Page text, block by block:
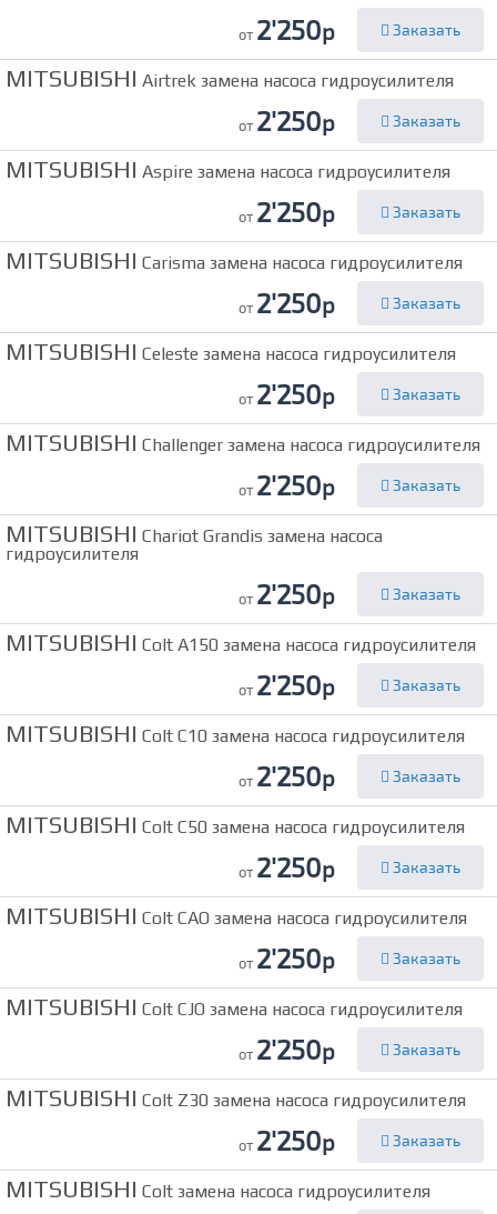
от 2'250р Заказать
MITSUBISHI Airtrek замена насоса гидроусилителя
от 2'250р Заказать
MITSUBISHI Aspire замена насоса гидроусилителя
от 2'250р Заказать
MITSUBISHI Carisma замена насоса гидроусилителя
от 2'250р Заказать
MITSUBISHI Celeste замена насоса гидроусилителя
от 2'250р Заказать
MITSUBISHI Challenger замена насоса гидроусилителя
от 2'250р Заказать
MITSUBISHI Chariot Grandis замена насоса
гидроусилителя
от 2'250р Заказать
MITSUBISHI Colt A150 замена насоса гидроусилителя
от 2'250р Заказать
MITSUBISHI Colt C10 замена насоса гидроусилителя
от 2'250р Заказать
MITSUBISHI Colt C50 замена насоса гидроусилителя
от 2'250р Заказать
MITSUBISHI Colt CAO замена насоса гидроусилителя
от 2'250р Заказать
MITSUBISHI Colt CJO замена насоса гидроусилителя
от 2'250р Заказать
MITSUBISHI Colt Z30 замена насоса гидроусилителя
от 2'250р Заказать
MITSUBISHI Colt замена насоса гидроусилителя